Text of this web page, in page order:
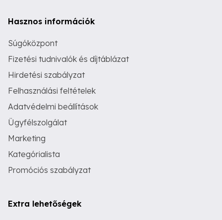
Hasznos információk
Súgóközpont
Fizetési tudnivalók és díjtáblázat
Hirdetési szabályzat
Felhasználási feltételek
Adatvédelmi beállítások
Ügyfélszolgálat
Marketing
Kategórialista
Promóciós szabályzat
Extra lehetőségek